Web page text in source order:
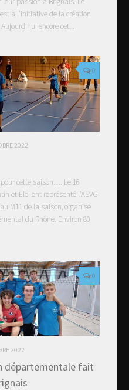
à l’initiative de la création
encore cet...
0
2022
cette saison…. Le 16
et Eloi ont représenté l’ASVG
M11 de la saison, organisé
du Rhône. Environ 80
0
2022
départementale fait